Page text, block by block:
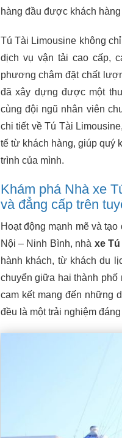
hàng đầu được khách
Tú Tài Limousine không
dịch vụ vận tải cao cấp,
phương châm đặt chất
đã xây dựng được một
cùng đội ngũ nhân viên
chi tiết về Tú Tài
tế từ khách hàng, giúp quý
trình của mình.
Khám phá Nhà xe
và đẳng cấp trên
Hoạt động mạnh mẽ và
Nội – Ninh Bình, nhà xe
hành khách, từ khách du
chuyển giữa hai thành
cam kết mang đến những
đều là một trải nghiệm